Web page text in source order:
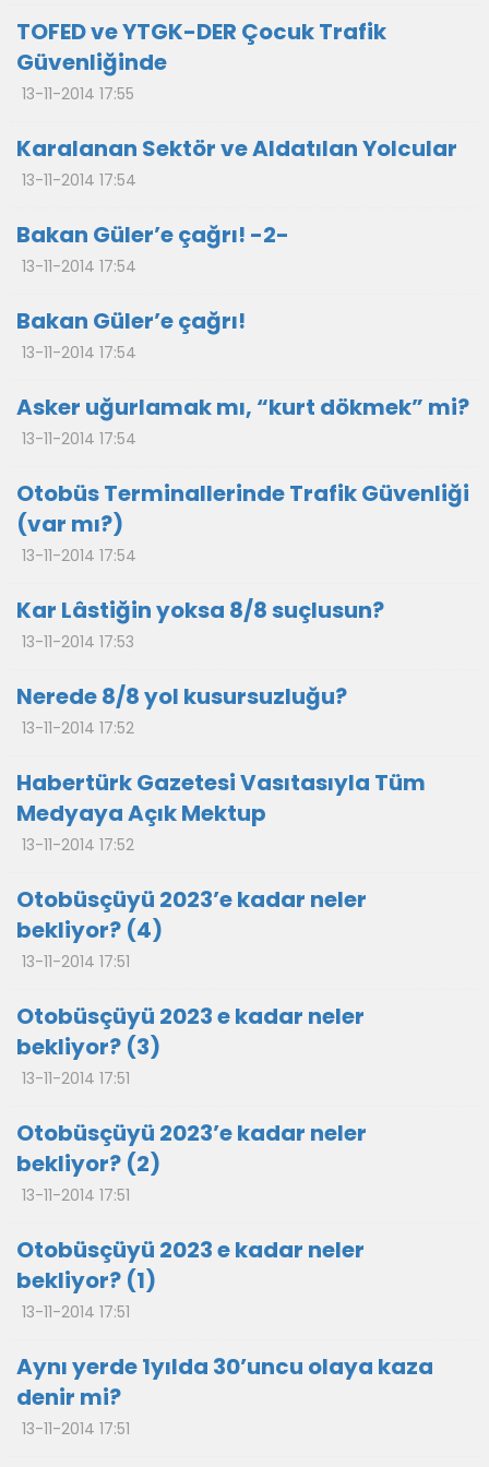
TOFED ve YTGK-DER Çocuk Trafik
Güvenliğinde
13-11-2014 17:55
Karalanan Sektör ve Aldatılan Yolcular
13-11-2014 17:54
Bakan Güler’e çağrı! -2-
13-11-2014 17:54
Bakan Güler’e çağrı!
13-11-2014 17:54
Asker uğurlamak mı, “kurt dökmek” mi?
13-11-2014 17:54
Otobüs Terminallerinde Trafik Güvenliği
(var mı?)
13-11-2014 17:54
Kar Lâstiğin yoksa 8/8 suçlusun?
13-11-2014 17:53
Nerede 8/8 yol kusursuzluğu?
13-11-2014 17:52
Habertürk Gazetesi Vasıtasıyla Tüm
Medyaya Açık Mektup
13-11-2014 17:52
Otobüsçüyü 2023’e kadar neler
bekliyor? (4)
13-11-2014 17:51
Otobüsçüyü 2023 e kadar neler
bekliyor? (3)
13-11-2014 17:51
Otobüsçüyü 2023’e kadar neler
bekliyor? (2)
13-11-2014 17:51
Otobüsçüyü 2023 e kadar neler
bekliyor? (1)
13-11-2014 17:51
Aynı yerde 1yılda 30’uncu olaya kaza
denir mi?
13-11-2014 17:51